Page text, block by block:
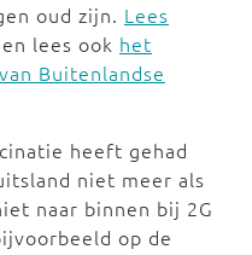
oud zijn. Lees
en lees ook het
Buitenlandse
heeft gehad
niet meer als
naar binnen bij 2G
op de